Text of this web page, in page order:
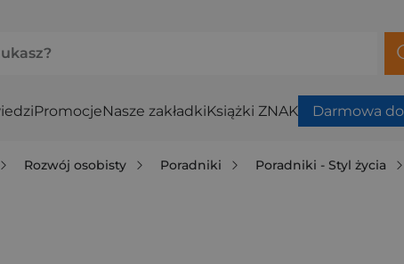
PromocjeNasze zakładkiKsiążki ZNAK Darmowa
Rozwój osobisty Poradniki Poradniki - Styl życia